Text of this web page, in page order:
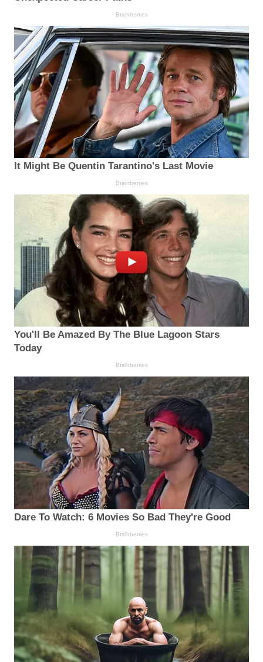
Brainberries
It Might Be Quentin Tarantino's Last Movie
Brainberries
You'll Be Amazed By The Blue Lagoon Stars
Today
Brainberries
Dare To Watch: 6 Movies So Bad They're Good
Brainberries